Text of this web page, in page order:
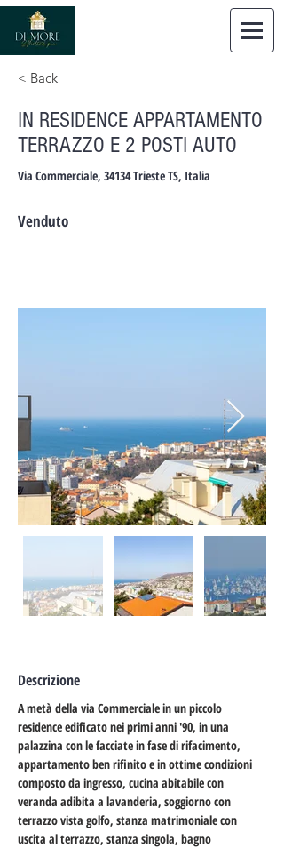
< Back
IN RESIDENCE APPARTAMENTO
TERRAZZO E 2 POSTI AUTO
Via Commerciale, 34134 Trieste TS, Italia
Venduto
Descrizione
A metà della via Commerciale in un piccolo
residence edificato nei primi anni '90, in una
palazzina con le facciate in fase di rifacimento,
appartamento ben rifinito e in ottime condizioni
composto da ingresso, cucina abitabile con
veranda adibita a lavanderia, soggiorno con
terrazzo vista golfo, stanza matrimoniale con
uscita al terrazzo, stanza singola, bagno